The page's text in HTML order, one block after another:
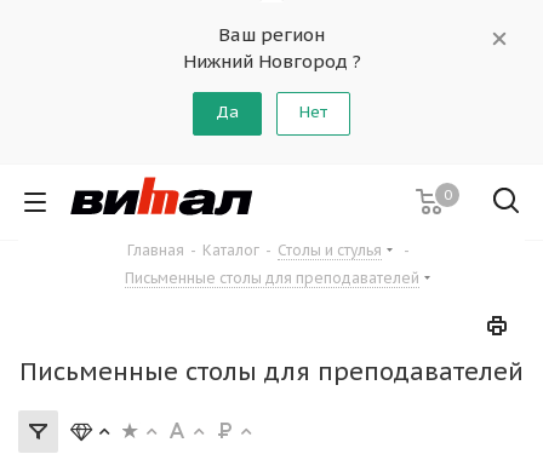
Ваш регион
Нижний Новгород ?
Да Нет
0
Главная - Каталог - Столы и стулья
-
Письменные столы для преподавателей
Письменные столы для преподавателей